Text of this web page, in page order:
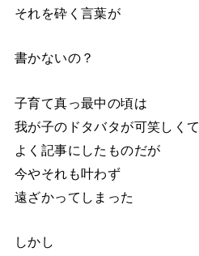
それを砕く言葉が
書かないの？
子育て真っ最中の頃は
我が子のドタバタが可笑しくて
よく記事にしたものだが
今やそれも叶わず
遠ざかってしまった
しかし